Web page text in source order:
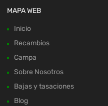
MAPA WEB
Inicio
Recambios
Campa
Sobre Nosotros
Bajas y tasaciones
Blog